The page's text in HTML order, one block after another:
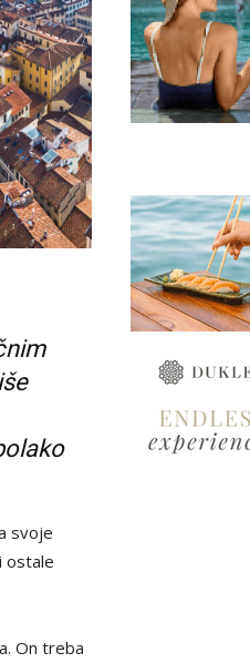
svoje
ostale
On treba